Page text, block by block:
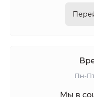
Пн-
Мы в